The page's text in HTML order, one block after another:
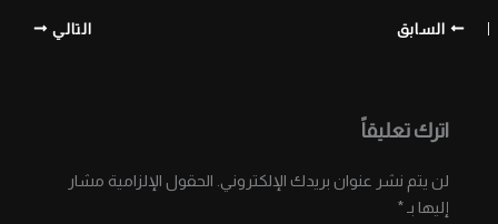
السابق التالي
اترك تعليقاً
لن يتم نشر عنوان بريدك الإلكتروني. الحقول الإلزامية مشار
إليها بـ*